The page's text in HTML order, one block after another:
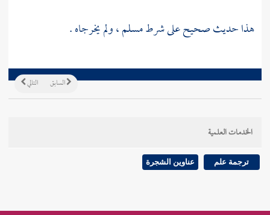
هذا حديث صحيح على شرطمسلم، ولم يخرجاه .
التالي السابق
الخدمات العلمية
ترجمة علم عناوين الشجرة